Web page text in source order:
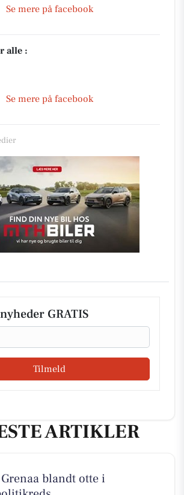
Se mere på facebook
alle :
Se mere på facebook
GRATIS
Tilmeld
ARTIKLER
blandt otte i